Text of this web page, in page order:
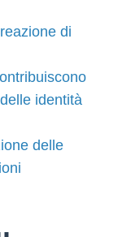
di
identità
delle